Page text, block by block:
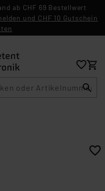
ab CHF 69 Bestellwert
und CHF 10 Gutschein